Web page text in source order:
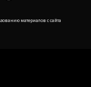
материалов с сайта